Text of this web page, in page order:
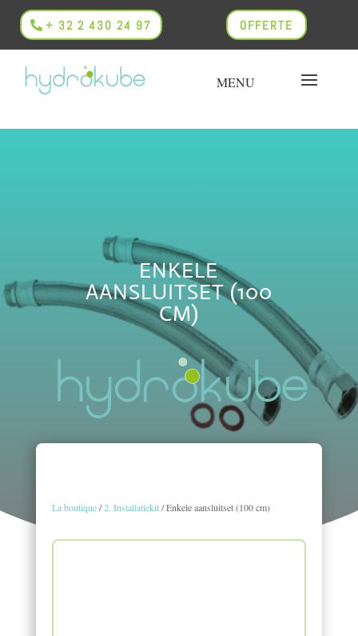
+ 32 2 430 24 97 OFFERTE
ENKELE
AANSLUITSET (100
CM)
La boutique/2. Installatiekit/ Enkele aansluitset (100 cm)